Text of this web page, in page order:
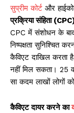
सुप्रीम कोर्ट और
प्रक्रिया संहिता
CPC में संशोधन के बाद
निष्पक्षता सुनिश्चित
कैविएट दाखिल करता
नहीं मिल सकता। 25
सा कदम लाखों लोगों
कैविएट दायर करने का